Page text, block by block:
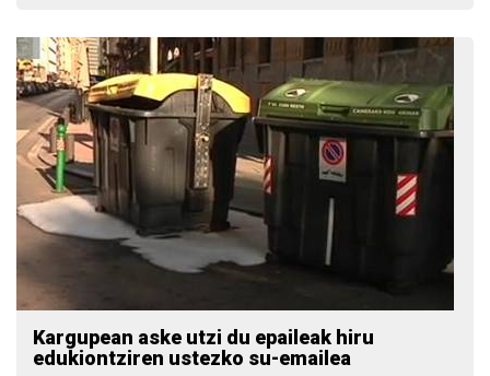
Kargupean aske utzi du epaileak hiru
edukiontziren ustezko su-emailea